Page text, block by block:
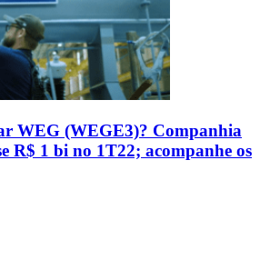
WEG (WEGE3)? Companhia
R$ 1 bi no 1T22; acompanhe os